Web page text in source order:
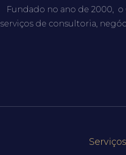
Fundado no ano de 2000, o
serviços de consultoria,
Serviços